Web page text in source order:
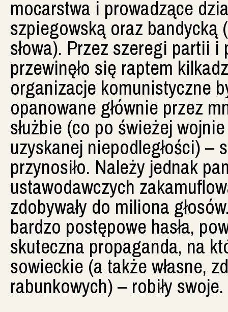
mocarstwa i prowadzące
szpiegowską oraz bandycką
słowa). Przez szeregi partii
przewinęło się raptem
organizacje komunistyczne
opanowane głównie przez
służbie (co po świeżej
uzyskanej niepodległości)
przynosiło. Należy jednak
ustawodawczych
zdobywały do miliona
bardzo postępowe hasła,
skuteczna propaganda, na
sowieckie (a także własne,
rabunkowych) – robiły swoje.